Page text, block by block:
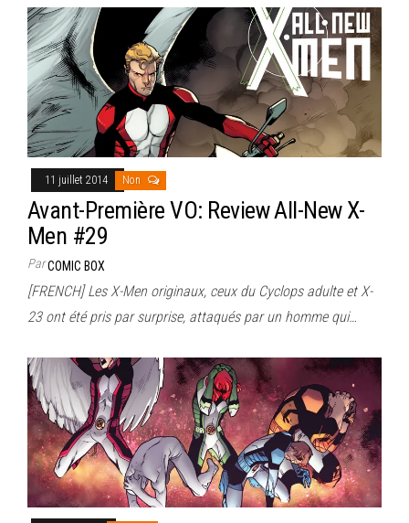
11 juillet 2014 Non
Avant-Première VO: Review All-New X-
Men #29
ParCOMIC BOX
[FRENCH] Les X-Men originaux, ceux du Cyclops adulte et X-
23 ont été pris par surprise, attaqués par un homme qui…